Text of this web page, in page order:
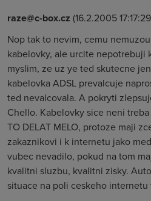
raze@c-box.cz (16.2.2005
Nop tak to nevim, cemu
kabelovky, ale urcite nepotrebuji
myslim, ze uz ye ted skutecne
kabelovka ADSL prevalcuje
ted nevalcovala. A pokryti
Chello. Kabelovky sice neni
TO DELAT MELO, protoze maji
zakaznikovi i k internetu jako
vubec nevadilo, pokud na tom
kvalitni sluzbu, kvalitni zisky.
situace na poli ceskeho internetu